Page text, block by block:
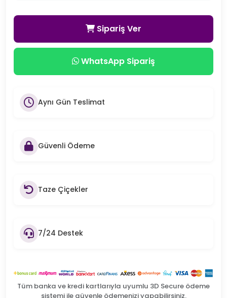
Sipariş Ver
WhatsApp Sipariş
Aynı Gün Teslimat
Güvenli Ödeme
Taze Çiçekler
7/24 Destek
Tüm banka ve kredi kartlarıyla uyumlu 3D Secure ödeme
sistemi ile güvenle ödemenizi yapabilirsiniz.